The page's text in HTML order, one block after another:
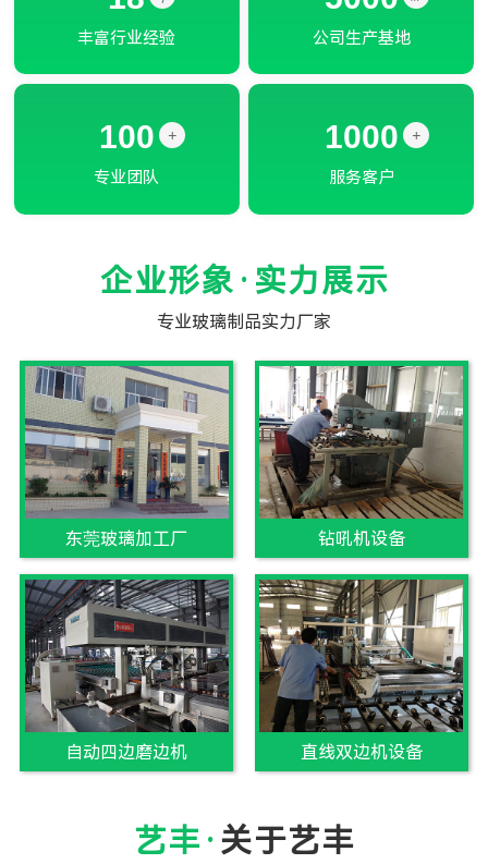
丰富行业经验 公司生产基地
100 +
专业团队
1000 +
服务客户
企业形象·实力展示
专业玻璃制品实力厂家
东莞玻璃加工厂 钻吼机设备
自动四边磨边机 直线双边机设备
关于艺丰